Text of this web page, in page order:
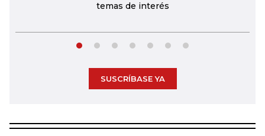
temas de interés
SUSCRÍBASE YA